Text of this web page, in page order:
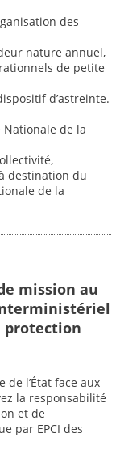
des
nature annuel,
de petite
d’astreinte.
Nationale de la
destination du
de la
mission au
protection
de l’État face aux
la responsabilité
et de
par EPCI des